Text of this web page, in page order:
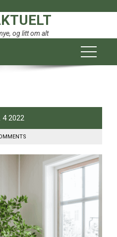
og litt om alt
4 2022